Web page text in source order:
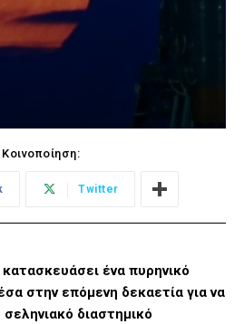
Κοινοποίηση:
Twitter
ένα πυρηνικό
στην επόμενη δεκαετία για να
διαστημικό